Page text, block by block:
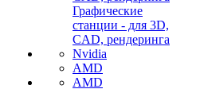
Графические
станции - для 3D,
CAD, рендеринга
Nvidia
AMD
AMD